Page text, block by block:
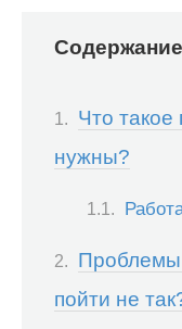
Содержание
Что такое
нужны?
Проблемы
пойти не